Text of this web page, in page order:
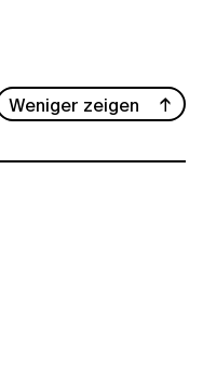
Weniger zeigen